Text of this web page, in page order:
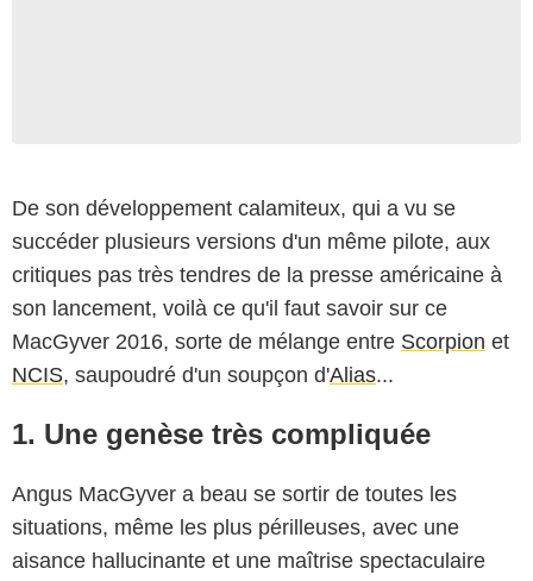
De son développement calamiteux, qui a vu se
succéder plusieurs versions d'un même pilote, aux
critiques pas très tendres de la presse américaine à
son lancement, voilà ce qu'il faut savoir sur ce
MacGyver 2016, sorte de mélange entre Scorpion et
NCIS, saupoudré d'un soupçon d'Alias...
1. Une genèse très compliquée
Angus MacGyver a beau se sortir de toutes les
situations, même les plus périlleuses, avec une
aisance hallucinante et une maîtrise spectaculaire